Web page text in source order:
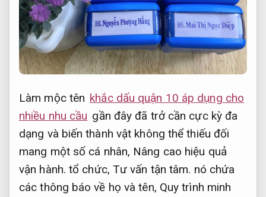
Làm mộc tên khắc dấu quận 10 áp dụng cho
nhiều nhu cầu gần đây đã trở cần cực kỳ đa
dạng và biến thành vật không thể thiếu đối
mang một số cá nhân, Nâng cao hiệu quả
vận hành. tổ chức, Tư vấn tận tâm. nó chứa
các thông báo về họ và tên, Quy trình minh